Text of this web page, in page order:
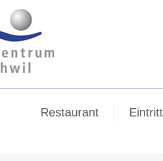
Restaurant